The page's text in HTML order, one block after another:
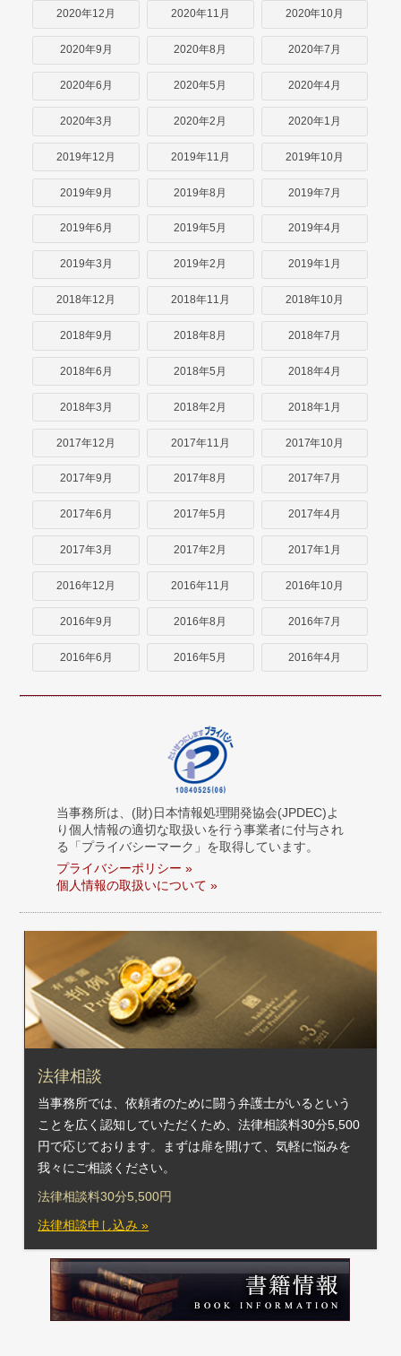
2020年12月 2020年11月 2020年10月
2020年9月 2020年8月 2020年7月
2020年6月 2020年5月 2020年4月
2020年3月 2020年2月 2020年1月
2019年12月 2019年11月 2019年10月
2019年9月 2019年8月 2019年7月
2019年6月 2019年5月 2019年4月
2019年3月 2019年2月 2019年1月
2018年12月 2018年11月 2018年10月
2018年9月 2018年8月 2018年7月
2018年6月 2018年5月 2018年4月
2018年3月 2018年2月 2018年1月
2017年12月 2017年11月 2017年10月
2017年9月 2017年8月 2017年7月
2017年6月 2017年5月 2017年4月
2017年3月 2017年2月 2017年1月
2016年12月 2016年11月 2016年10月
2016年9月 2016年8月 2016年7月
2016年6月 2016年5月 2016年4月
当事務所は、(財)日本情報処理開発協会(JPDEC)よ
り個人情報の適切な取扱いを行う事業者に付与され
る「プライバシーマーク」を取得しています。
プライバシーポリシー »
個人情報の取扱いについて »
法律相談
当事務所では、依頼者のために闘う弁護士がいるという
ことを広く認知していただくため、法律相談料30分5,500
円で応じております。まずは扉を開けて、気軽に悩みを
我々にご相談ください。
法律相談料30分5,500円
法律相談申し込み »